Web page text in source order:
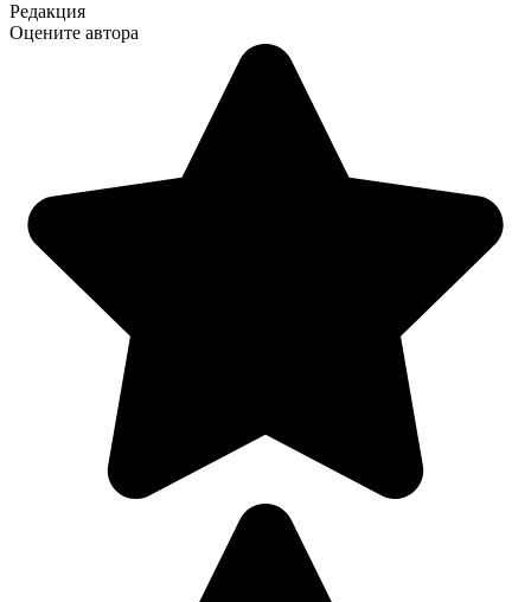
Редакция
Оцените автора